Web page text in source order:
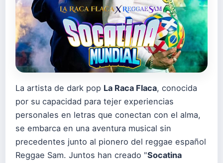
La artista de dark pop La Raca Flaca, conocida
por su capacidad para tejer experiencias
personales en letras que conectan con el alma,
se embarca en una aventura musical sin
precedentes junto al pionero del reggae español
Reggae Sam. Juntos han creado "Socatina